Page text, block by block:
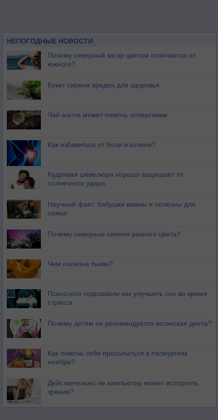
НЕПОГОДНЫЕ НОВОСТИ
Почему северный загар цветом отличается от
южного?
Букет сирени вреден для здоровья
Чай матча может помочь аллергикам
Как избавиться от боли в колене?
Кудрявая шевелюра хорошо защищает от
солнечного удара
Научный факт: бабушки важны и полезны для
семьи
Почему северные сияния разного цвета?
Чем полезна тыква?
Психологи подсказали как улучшить сон во время
стресса
Почему детям не рекомендуется веганская диета?
Как помочь себе просыпаться в пасмурном
ноябре?
Действительно ли компьютер может испортить
зрение?